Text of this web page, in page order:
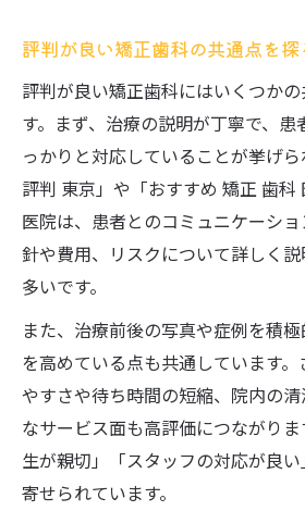
口コミサイトの活用方法
納得して選ぶための歯科情報
歯科選びで後悔しないた
矯正歯科口コミと費用の
法
認定医や症例数で選ぶ歯
歯並び改善へ納得できる
評判が良い矯正歯科の共通点を探
評判が良い矯正歯科にはいくつか
す。まず、治療の説明が丁寧で、患
っかりと対応していることが挙げ
評判 東京」や「おすすめ 矯正 歯科
医院は、患者とのコミュニケーシ
針や費用、リスクについて詳しく
多いです。
また、治療前後の写真や症例を積
を高めている点も共通しています
やすさや待ち時間の短縮、院内の
なサービス面も高評価につながり
生が親切」「スタッフの対応が良
寄せられています。